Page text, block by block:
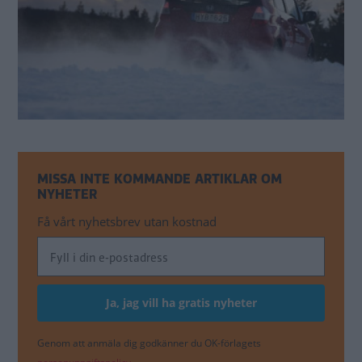
MISSA INTE KOMMANDE ARTIKLAR OM
NYHETER
Få vårt nyhetsbrev utan kostnad
Genom att anmäla dig godkänner du OK-förlagets